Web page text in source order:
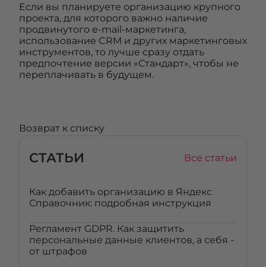
СТАТЬИ Все статьи
Как добавить организацию в Яндекс
Справочник: подробная инструкция
Регламент GDPR. Как защитить
персональные данные клиентов, а себя -
от штрафов
Если вы планируете организацию крупного
проекта, для которого важно наличие
продвинутого e-mail-маркетинга,
использование CRM и других маркетинговых
инструментов, то лучше сразу отдать
предпочтение версии «Стандарт», чтобы не
переплачивать в будущем.
Возврат к списку